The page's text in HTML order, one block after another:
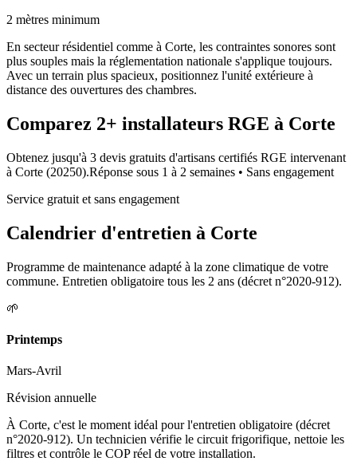
2 mètres minimum
En secteur résidentiel comme à Corte, les contraintes sonores sont
plus souples mais la réglementation nationale s'applique toujours.
Avec un terrain plus spacieux, positionnez l'unité extérieure à
distance des ouvertures des chambres.
Comparez 2+ installateurs RGE à Corte
Obtenez jusqu'à 3 devis gratuits d'artisans certifiés RGE intervenant
à Corte (20250).Réponse sous 1 à 2 semaines • Sans engagement
Service gratuit et sans engagement
Calendrier d'entretien à Corte
Programme de maintenance adapté à la zone climatique de votre
commune. Entretien obligatoire tous les 2 ans (décret n°2020-912).
🌱
Printemps
Mars-Avril
Révision annuelle
À Corte, c'est le moment idéal pour l'entretien obligatoire (décret
n°2020-912). Un technicien vérifie le circuit frigorifique, nettoie les
filtres et contrôle le COP réel de votre installation.